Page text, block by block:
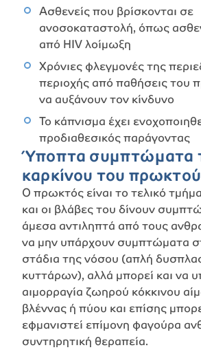
Ασθενείς που βρίσκονται σε
ανοσοκαταστολή, όπως
από HIV λοίμωξη
Χρόνιες φλεγμονές της
περιοχής από παθήσεις του
να αυξάνουν τον κίνδυνο
Το κάπνισμα έχει
προδιαθεσικός παράγοντας
Ύποπτα συμπτώματα
καρκίνου του πρωκτού
Ο πρωκτός είναι το τελικό
και οι βλάβες του δίνουν
άμεσα αντιληπτά από τους
να μην υπάρχουν συμπτώματα
στάδια της νόσου (απλή
κυττάρων), αλλά μπορεί και να
αιμορραγία ζωηρού κόκκινου
βλέννας ή πύου και επίσης
εφμανιστεί επίμονη φαγούρα
συντηρητική θεραπεία.